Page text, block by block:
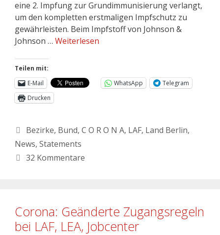
eine 2. Impfung zur Grundimmunisierung verlangt,
um den kompletten erstmaligen Impfschutz zu
gewährleisten. Beim Impfstoff von Johnson &
Johnson … Weiterlesen
Teilen mit:
E-Mail
WhatsApp
Telegram
Drucken
Bezirke, Bund, C O R O N A, LAF, Land Berlin,
News, Statements
32 Kommentare
Corona: Geänderte Zugangsregeln
bei LAF, LEA, Jobcenter